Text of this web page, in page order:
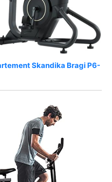
Skandika Bragi P6-